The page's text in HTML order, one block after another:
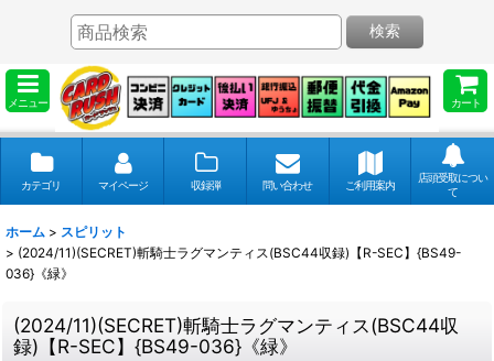
メニュー カート
検索
カテゴリ マイページ 収録弾 問い合わせ ご利用案内
店頭受取につい
て
ホーム > スピリット
> (2024/11)(SECRET)斬騎士ラグマンティス(BSC44収録)【R-SEC】{BS49-
036}《緑》
(2024/11)(SECRET)斬騎士ラグマンティス(BSC44収
録)【R-SEC】{BS49-036}《緑》